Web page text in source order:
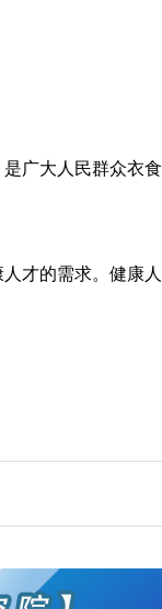
广大人民群众衣
才的需求。健康